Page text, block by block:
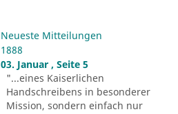
Neueste Mitteilungen
1888
03. Januar , Seite 5
"...eines Kaiserlichen
Handschreibens in besonderer
Mission, sondern einfach nur